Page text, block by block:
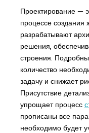
Проектирование —
процессе создания
разрабатывают
решения,
строения.
количество
задачу и снижает
Присутствие
упрощает процесс
прописаны все
необходимо будет